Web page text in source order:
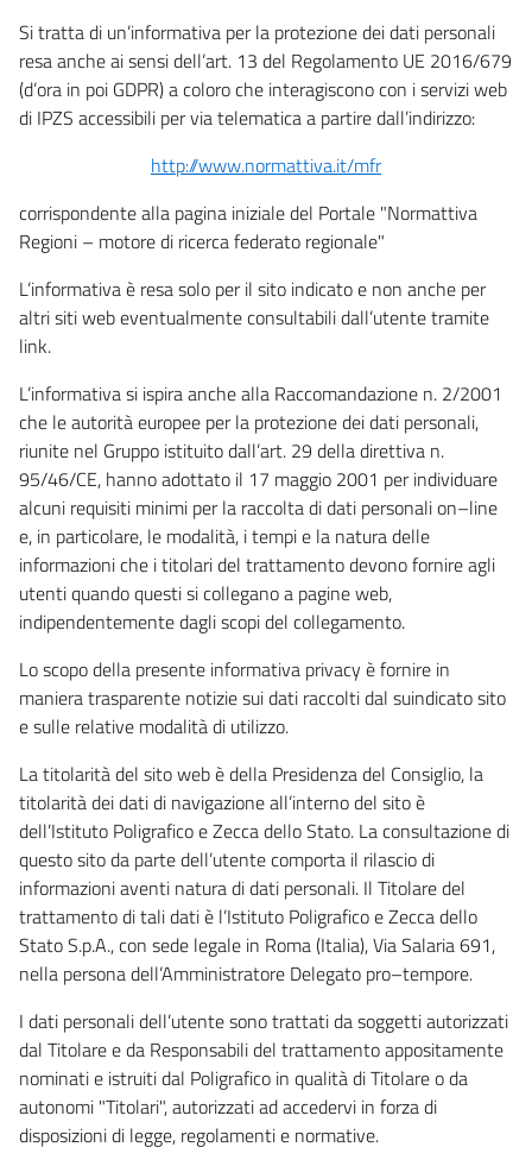
Si tratta di un’informativa per la protezione dei dati personali
resa anche ai sensi dell’art. 13 del Regolamento UE 2016/679
(d’ora in poi GDPR) a coloro che interagiscono con i servizi web
di IPZS accessibili per via telematica a partire dall’indirizzo:
http://www.normattiva.it/mfr
corrispondente alla pagina iniziale del Portale "Normattiva
Regioni – motore di ricerca federato regionale"
L’informativa è resa solo per il sito indicato e non anche per
altri siti web eventualmente consultabili dall’utente tramite
link.
L’informativa si ispira anche alla Raccomandazione n. 2/2001
che le autorità europee per la protezione dei dati personali,
riunite nel Gruppo istituito dall’art. 29 della direttiva n.
95/46/CE, hanno adottato il 17 maggio 2001 per individuare
alcuni requisiti minimi per la raccolta di dati personali on–line
e, in particolare, le modalità, i tempi e la natura delle
informazioni che i titolari del trattamento devono fornire agli
utenti quando questi si collegano a pagine web,
indipendentemente dagli scopi del collegamento.
Lo scopo della presente informativa privacy è fornire in
maniera trasparente notizie sui dati raccolti dal suindicato sito
e sulle relative modalità di utilizzo.
La titolarità del sito web è della Presidenza del Consiglio, la
titolarità dei dati di navigazione all’interno del sito è
dell’Istituto Poligrafico e Zecca dello Stato. La consultazione di
questo sito da parte dell’utente comporta il rilascio di
informazioni aventi natura di dati personali. Il Titolare del
trattamento di tali dati è l’Istituto Poligrafico e Zecca dello
Stato S.p.A., con sede legale in Roma (Italia), Via Salaria 691,
nella persona dell’Amministratore Delegato pro–tempore.
I dati personali dell’utente sono trattati da soggetti autorizzati
dal Titolare e da Responsabili del trattamento appositamente
nominati e istruiti dal Poligrafico in qualità di Titolare o da
autonomi "Titolari", autorizzati ad accedervi in forza di
disposizioni di legge, regolamenti e normative.